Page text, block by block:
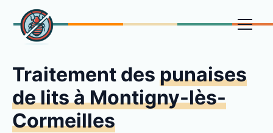
Traitement des punaises
de lits à Montigny-lès-
Cormeilles